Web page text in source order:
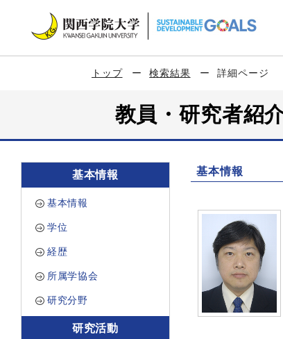
トップ 検索結果 詳細ページ
教員・研究者
基本情報
基本情報
学位
経歴
所属学協会
研究分野
研究活動
基本情報